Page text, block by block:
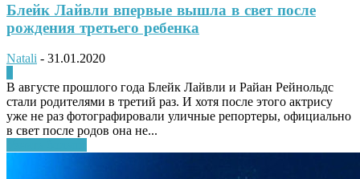
Блейк Лайвли впервые вышла в свет после
рождения третьего ребенка
Natali - 31.01.2020
В августе прошлого года Блейк Лайвли и Райан Рейнольдс
стали родителями в третий раз. И хотя после этого актрису
уже не раз фотографировали уличные репортеры, официально
в свет после родов она не...